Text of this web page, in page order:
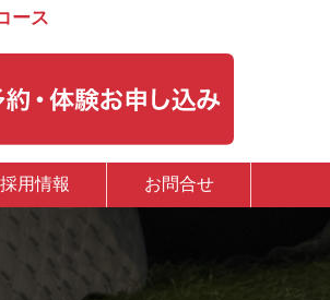
ース
採用情報 お問合せ